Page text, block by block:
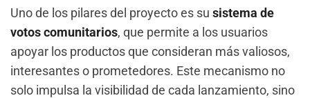
Uno de los pilares del proyecto es su sistema de
votos comunitarios, que permite a los usuarios
apoyar los productos que consideran más valiosos,
interesantes o prometedores. Este mecanismo no
solo impulsa la visibilidad de cada lanzamiento, sino